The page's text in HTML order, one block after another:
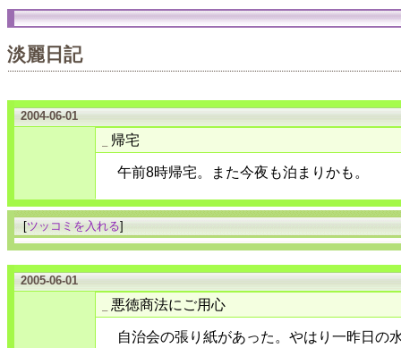
淡麗日記
2004-06-01
帰宅
午前8時帰宅。また今夜も泊まりかも。
[ツッコミを入れる]
2005-06-01
悪徳商法にご用心
自治会の張り紙があった。やはり一昨日の